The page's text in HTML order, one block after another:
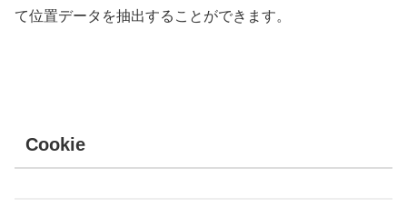
て位置データを抽出することができます。
Cookie